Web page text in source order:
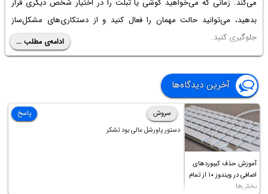
می‌کند. زمانی که می‌خواهید گوشی یا تبلت را در اختیار شخص دیگری قرار
بدهید، می‌توانید حالت مهمان را فعال کنید و از دستکاری‌های مشکل‌ساز
جلوگیری کنید.
در ادامه به نحوه فعال کردن حالت مهمان در اندروید می‌پردازیم. با ما باشید.
ادامه‌ی مطلب ...
آخرین دیدگاه‌ها
آموزش حذف کیبوردهای
اضافی در ویندوز ۱۰ از تمام
بخش‌ها
سروش
دستور پاورشل عالی بود تشکر
پاسخ